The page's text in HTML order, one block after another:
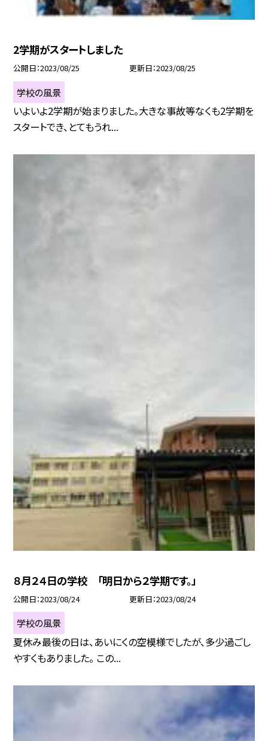
2学期がスタートしました
公開日 2023/08/25 更新日 2023/08/25
学校の風景
いよいよ2学期が始まりました。大きな事故等なくも2学期を
スタートでき、とてもうれ...
８月２４日の学校 「明日から２学期です。」
公開日 2023/08/24 更新日 2023/08/24
学校の風景
夏休み最後の日は、あいにくの空模様でしたが、多少過ごし
やすくもありました。 この...